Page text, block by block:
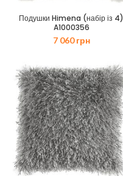
Подушки Himena (набір із 4)
A1000356
7 060грн